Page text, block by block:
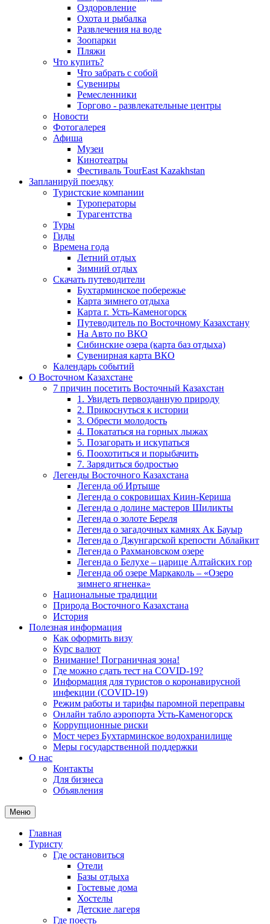
Оздоровление
Охота и рыбалка
Развлечения на воде
Зоопарки
Пляжи
Что купить?
Что забрать с собой
Сувениры
Ремесленники
Торгово - развлекательные центры
Новости
Фотогалерея
Афиша
Музеи
Кинотеатры
Фестиваль TourEast Kazakhstan
Запланируй поездку
Туристские компании
Туроператоры
Турагентства
Туры
Гиды
Времена года
Летний отдых
Зимний отдых
Скачать путеводители
Бухтарминское побережье
Карта зимнего отдыха
Карта г. Усть-Каменогорск
Путеводитель по Восточному Казахстану
На Авто по ВКО
Сибинские озера (карта баз отдыха)
Сувенирная карта ВКО
Календарь событий
О Восточном Казахстане
7 причин посетить Восточный Казахстан
1. Увидеть первозданную природу
2. Прикоснуться к истории
3. Обрести молодость
4. Покататься на горных лыжах
5. Позагорать и искупаться
6. Поохотиться и порыбачить
7. Зарядиться бодростью
Легенды Восточного Казахстана
Легенда об Иртыше
Легенда о сокровищах Киин-Кериша
Легенда о долине мастеров Шиликты
Легенда о золоте Береля
Легенда о загадочных камнях Ак Бауыр
Легенда о Джунгарской крепости Аблайкит
Легенда о Рахмановском озере
Легенда о Белухе – царице Алтайских гор
Легенда об озере Маркаколь – «Озеро
зимнего ягненка»
Национальные традиции
Природа Восточного Казахстана
История
Полезная информация
Как оформить визу
Курс валют
Внимание! Пограничная зона!
Где можно сдать тест на COVID-19?
Информация для туристов о коронавирусной
инфекции (COVID-19)
Режим работы и тарифы паромной переправы
Онлайн табло аэропорта Усть-Каменогорск
Коррупционные риски
Мост через Бухтарминское водохранилище
Меры государственной поддержки
О нас
Контакты
Для бизнеса
Объявления
Меню
Главная
Туристу
Где остановиться
Отели
Базы отдыха
Гостевые дома
Хостелы
Детские лагеря
Где поесть